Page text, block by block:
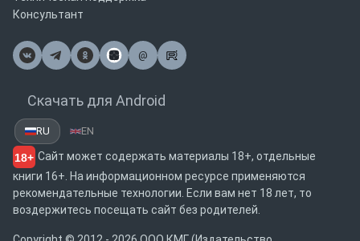
Консультант
@
Почта
Скачать для Android
RU EN
18+ Сайт может содержать материалы 18+, отдельные
книги 16+. На информационном ресурсе применяются
рекомендательные технологии. Если вам нет 18 лет, то
воздержитесь посещать сайт без родителей.